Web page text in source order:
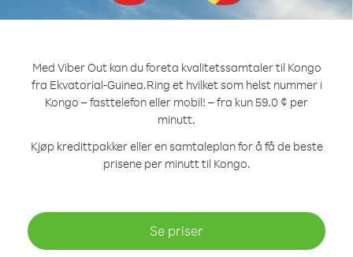
Med Viber Out kan du foreta kvalitetssamtaler til Kongo
fra Ekvatorial-Guinea.Ring et hvilket som helst nummer i
Kongo – fasttelefon eller mobil! – fra kun 59.0 ¢ per
minutt.
Kjøp kredittpakker eller en samtaleplan for å få de beste
prisene per minutt til Kongo.
Se priser